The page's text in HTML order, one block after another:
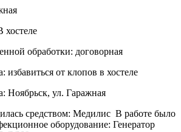
хостеле
обработки: договорная
избавиться от клопов в хостеле
Ноябрьск, ул. Гаражная
средством: Медилис В работе было
оборудование: Генератор